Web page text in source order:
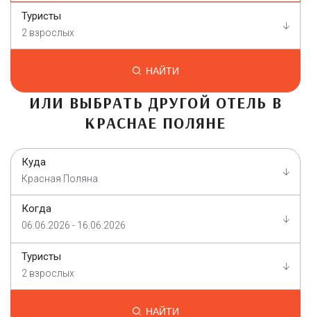
Туристы
2 взрослых
НАЙТИ
ИЛИ ВЫБРАТЬ ДРУГОЙ ОТЕЛЬ В
КРАСНАЕ ПОЛЯНЕ
Куда
Красная Поляна
Когда
06.06.2026 - 16.06.2026
Туристы
2 взрослых
НАЙТИ